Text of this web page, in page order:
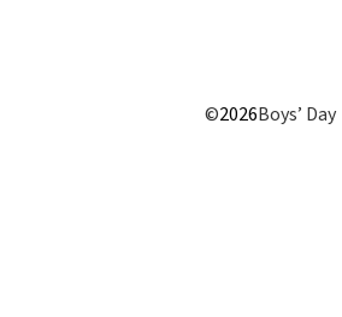
©2026Boys’ Day